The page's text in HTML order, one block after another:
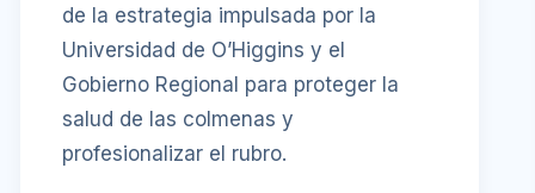
de la estrategia impulsada por la
Universidad de O’Higgins y el
Gobierno Regional para proteger la
salud de las colmenas y
profesionalizar el rubro.